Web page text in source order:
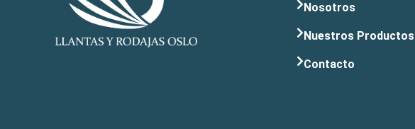
Nosotros
Nuestros Productos
Contacto